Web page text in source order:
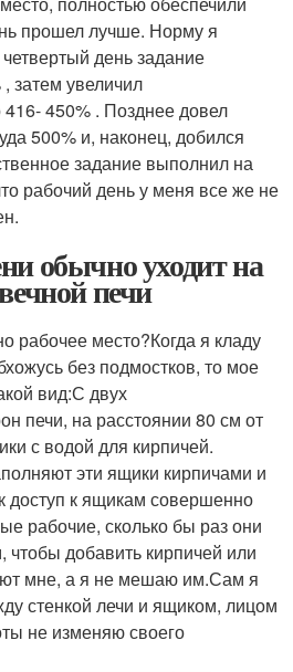
прошел лучше. Норму я
день задание
затем увеличил
416- 450% . Позднее довел
500% и, наконец, добился
задание выполнил на
рабочий день у меня все же не
обычно уходит на
печи
рабочее место?Когда я кладу
без подмостков, то мое
вид:С двух
печи, на расстоянии 80 см от
с водой для кирпичей.
эти ящики кирпичами и
доступ к ящикам совершенно
рабочие, сколько бы раз они
добавить кирпичей или
мне, а я не мешаю им.Сам я
стенкой лечи и ящиком, лицом
не изменяю своего